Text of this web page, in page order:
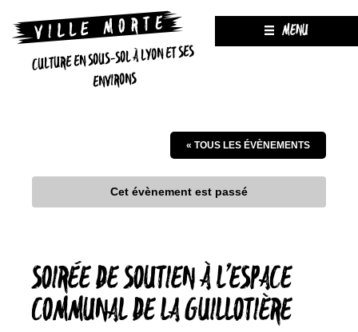
CULTURE EN SOUS-SOL À LYON ET SES
ENVIRONS
MENU
« TOUS LES ÉVÈNEMENTS
Cet évènement est passé
SOIRÉE DE SOUTIEN À L’ESPACE
COMMUNAL DE LA GUILLOTIÈRE